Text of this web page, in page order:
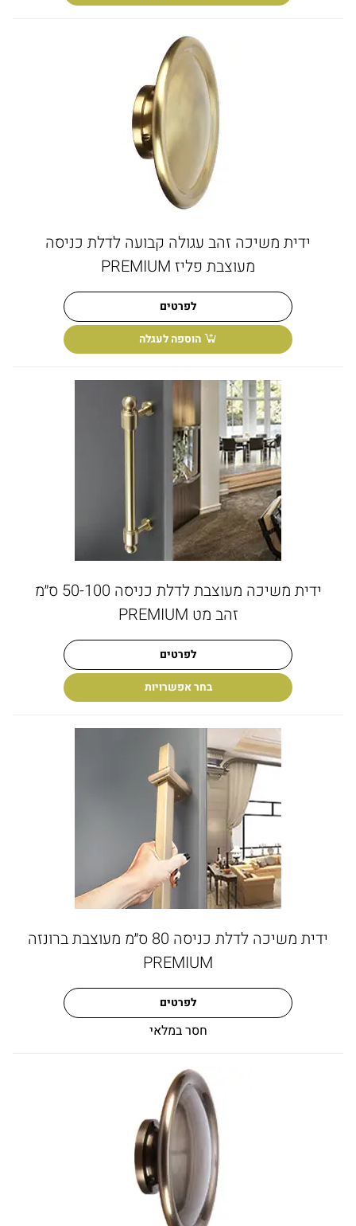
ידית משיכה זהב עגולה קבועה לדלת כניסה
מעוצבת פליז PREMIUM
לפרטים
הוספה לעגלה
ידית משיכה מעוצבת לדלת כניסה 50-100 ס״מ
זהב מט PREMIUM
לפרטים
בחר אפשרויות
ידית משיכה לדלת כניסה 80 ס״מ מעוצבת ברונזה
PREMIUM
לפרטים
חסר במלאי